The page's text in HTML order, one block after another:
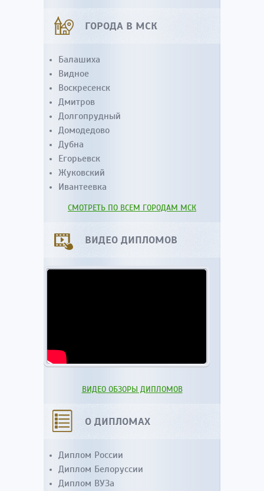
ГОРОДА В МСК
Балашиха
Видное
Воскресенск
Дмитров
Долгопрудный
Домодедово
Дубна
Егорьевск
Жуковский
Ивантеевка
СМОТРЕТЬ ПО ВСЕМ ГОРОДАМ МСК
ВИДЕО ДИПЛОМОВ
ВИДЕО ОБЗОРЫ ДИПЛОМОВ
О ДИПЛОМАХ
Диплом России
Диплом Белоруссии
Диплом ВУЗа